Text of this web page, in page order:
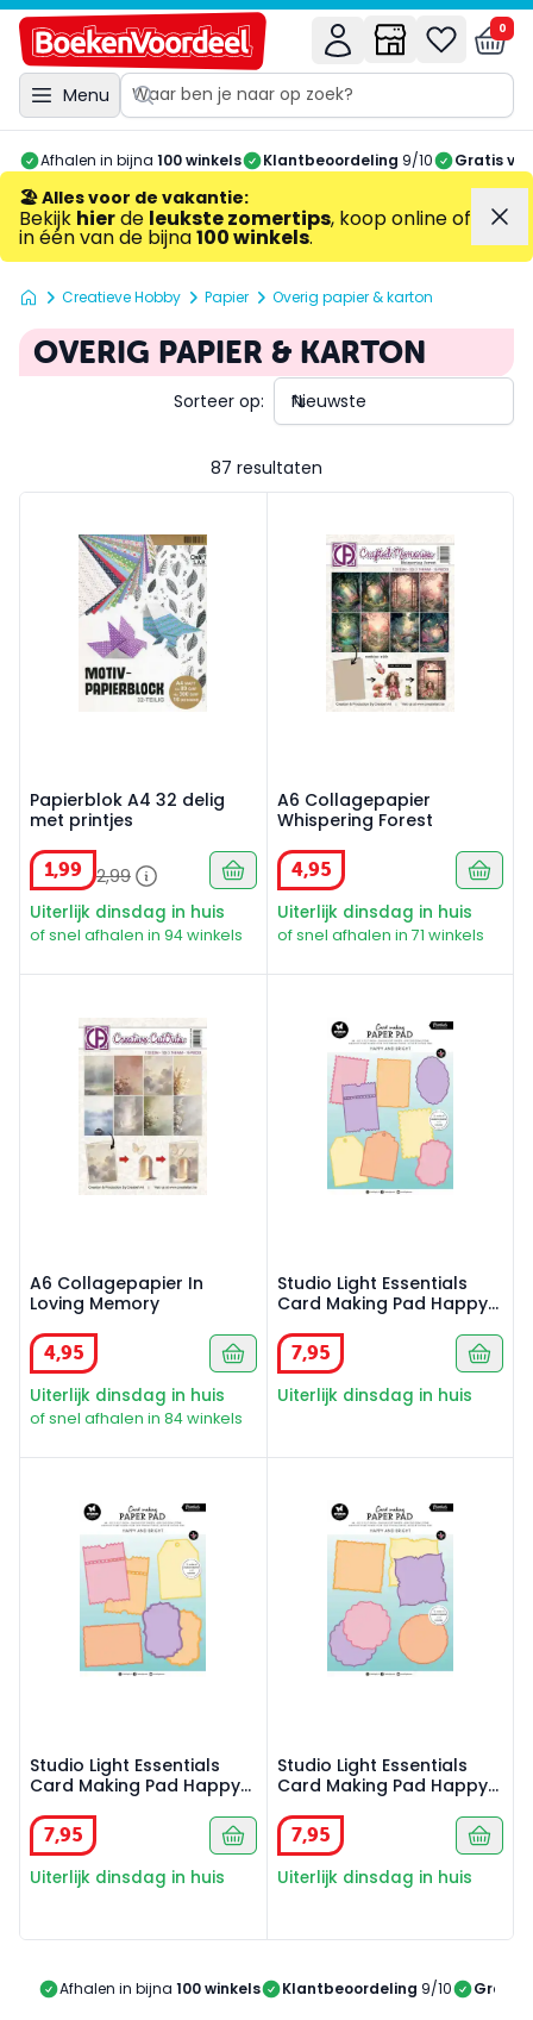
Menu
0
Afhalen in bijna 100 winkels Klantbeoordeling 9/10 Gratis
🏖️ Alles voor de vakantie:
Bekijk hierde leukste zomertips, koop online of
in één van de bijna100 winkels.
Creatieve Hobby Papier Overig papier & karton
OVERIG PAPIER & KARTON
87 resultaten
Sorteer op:
Papierblok A4 32 delig
met printjes
1,99 2,99
Uiterlijk dinsdag in huis
of snel afhalen in 94 winkels
A6 Collagepapier
Whispering Forest
4,95
Uiterlijk dinsdag in huis
of snel afhalen in 71 winkels
A6 Collagepapier In
Loving Memory
4,95
Uiterlijk dinsdag in huis
of snel afhalen in 84 winkels
Studio Light Essentials
Card Making Pad Happy
7,95
Uiterlijk dinsdag in huis
Studio Light Essentials
Card Making Pad Happy
7,95
Uiterlijk dinsdag in huis
Studio Light Essentials
Card Making Pad Happy
7,95
Uiterlijk dinsdag in huis
Afhalen in bijna 100 winkels Klantbeoordeling 9/10 Gratis